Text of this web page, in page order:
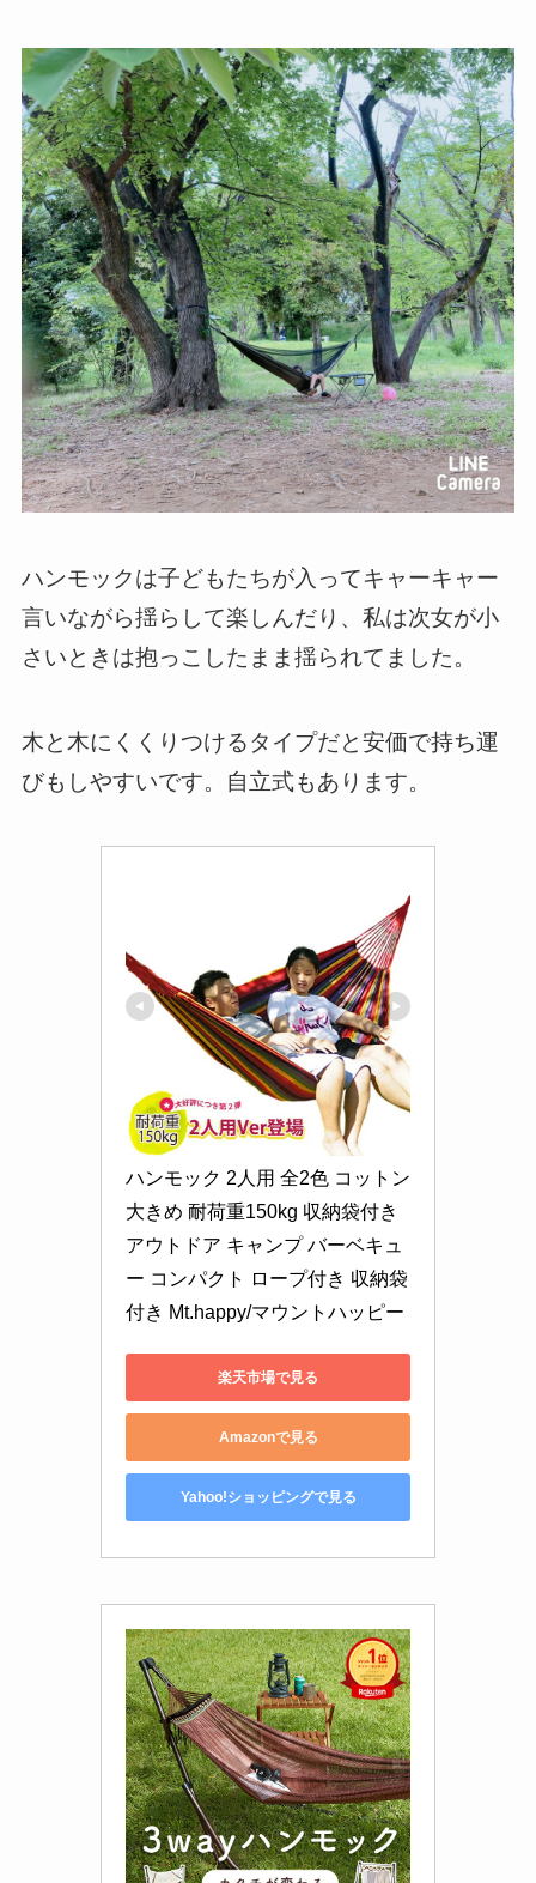
ハンモックは子どもたちが入ってキャーキャー
言いながら揺らして楽しんだり、私は次女が小
さいときは抱っこしたまま揺られてました。
木と木にくくりつけるタイプだと安価で持ち運
びもしやすいです。自立式もあります。
ハンモック 2人用 全2色 コットン
大きめ 耐荷重150kg 収納袋付き
アウトドア キャンプ バーベキュ
ー コンパクト ロープ付き 収納袋
付き Mt.happy/マウントハッピー
楽天市場で見る
Amazonで見る
Yahoo!ショッピングで見る